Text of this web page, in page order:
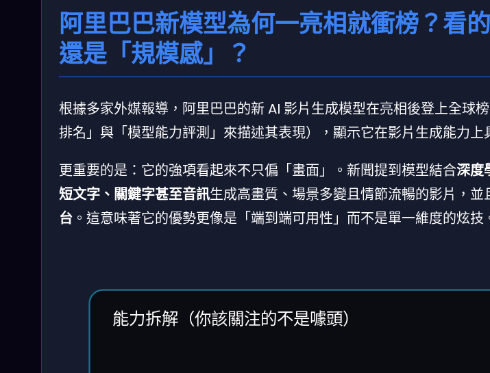
阿里巴巴新模型為何一亮相就衝榜？看
還是「規模感」？
根據多家外媒報導，阿里巴巴的新 AI 影片生成模型在亮相後登上全球
排名」與「模型能力評測」來描述其表現），顯示它在影片生成能力上
更重要的是：它的強項看起來不只偏「畫面」。新聞提到模型結合深度
短文字、關鍵字甚至音訊生成高畫質、場景多變且情節流暢的影片，並
台 。這意味著它的優勢更像是「端到端可用性」而不是單一維度的炫技
能力拆解（你該關注的不是噱頭）